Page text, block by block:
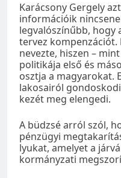
Karácsony Gergely
információik
legvalószínűbb, hogy
tervez
nevezte, hiszen –
politikája első és
osztja a magyarokat.
lakosairól
kezét meg elengedi.
A büdzsé arról szól,
pénzügyi
lyukat, amelyet a
kormányzati